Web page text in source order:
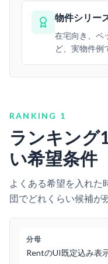
物件シリー
在宅向き、ペ
ど、実物件例
RANKING 1
ランキング
い希望条件
よくある希望を入れ
団でどれくらい候補が
分母
RentのUI既定込み表